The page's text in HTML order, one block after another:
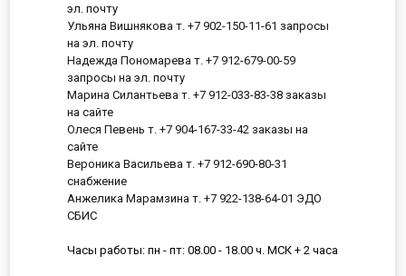
эл. почту
Ульяна Вишнякова т. +7 902-150-11-61 запросы
на эл. почту
Надежда Пономарева т. +7 912-679-00-59
запросы на эл. почту
Марина Силантьева т. +7 912-033-83-38 заказы
на сайте
Олеся Певень т. +7 904-167-33-42 заказы на
сайте
Вероника Васильева т. +7 912-690-80-31
снабжение
Анжелика Марамзина т. +7 922-138-64-01 ЭДО
СБИС
Часы работы: пн - пт: 08.00 - 18.00 ч. МСК + 2 часа